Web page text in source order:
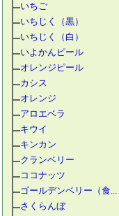
いちご
いちじく（黒）
いちじく（白）
いよかんピール
オレンジピール
カシス
オレンジ
アロエベラ
キウイ
キンカン
クランベリー
ココナッツ
ゴールデンベリー（食...
さくらんぼ